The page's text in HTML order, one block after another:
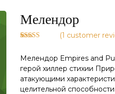
Мелендор
based on
customer
rating
(1 customer
Мелендор Empires and
герой хиллер стихии
атакующими
целительной